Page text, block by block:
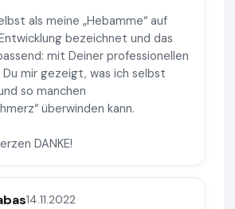
als meine „Hebamme“ auf
bezeichnet und das
mit Deiner professionellen
mir gezeigt, was ich selbst
so manchen
überwinden kann.
DANKE!
14.11.2022